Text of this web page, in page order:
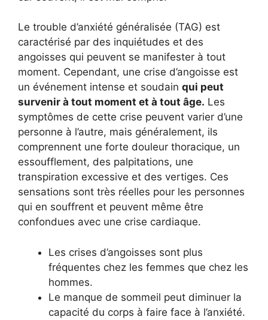
Le trouble d’anxiété généralisée (TAG) est
caractérisé par des inquiétudes et des
angoisses qui peuvent se manifester à tout
moment. Cependant, une crise d’angoisse est
un événement intense et soudain qui peut
survenir à tout moment et à tout âge. Les
symptômes de cette crise peuvent varier d’une
personne à l’autre, mais généralement, ils
comprennent une forte douleur thoracique, un
essoufflement, des palpitations, une
transpiration excessive et des vertiges. Ces
sensations sont très réelles pour les personnes
qui en souffrent et peuvent même être
confondues avec une crise cardiaque.
Les crises d’angoisses sont plus
fréquentes chez les femmes que chez les
hommes.
Le manque de sommeil peut diminuer la
capacité du corps à faire face à l’anxiété.